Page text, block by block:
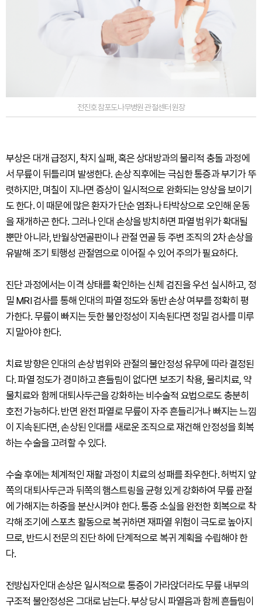
전진호 참포도나무병원 관절센터 원장
부상은 대개 급정지, 착지 실패, 혹은 상대방과의 물리적 충돌 과정에
서 무릎이 뒤틀리며 발생한다. 손상 직후에는 극심한 통증과 부기가 뚜
렷하지만, 며칠이 지나면 증상이 일시적으로 완화되는 양상을 보이기
도 한다. 이 때문에 많은 환자가 단순 염좌나 타박상으로 오인해 운동
을 재개하곤 한다. 그러나 인대 손상을 방치하면 파열 범위가 확대될
뿐만 아니라, 반월상연골판이나 관절 연골 등 주변 조직의 2차 손상을
유발해 조기 퇴행성 관절염으로 이어질 수 있어 주의가 필요하다.
진단 과정에서는 이격 상태를 확인하는 신체 검진을 우선 실시하고, 정
밀 MRI 검사를 통해 인대의 파열 정도와 동반 손상 여부를 정확히 평
가한다. 무릎이 빠지는 듯한 불안정성이 지속된다면 정밀 검사를 미루
지 말아야 한다.
치료 방향은 인대의 손상 범위와 관절의 불안정성 유무에 따라 결정된
다. 파열 정도가 경미하고 흔들림이 없다면 보조기 착용, 물리치료, 약
물치료와 함께 대퇴사두근을 강화하는 비수술적 요법으로도 충분히
호전 가능하다. 반면 완전 파열로 무릎이 자주 흔들리거나 빠지는 느낌
이 지속된다면, 손상된 인대를 새로운 조직으로 재건해 안정성을 회복
하는 수술을 고려할 수 있다.
수술 후에는 체계적인 재활 과정이 치료의 성패를 좌우한다. 허벅지 앞
쪽의 대퇴사두근과 뒤쪽의 햄스트링을 균형 있게 강화하여 무릎 관절
에 가해지는 하중을 분산시켜야 한다. 통증 소실을 완전한 회복으로 착
각해 조기에 스포츠 활동으로 복귀하면 재파열 위험이 극도로 높아지
므로, 반드시 전문의 진단 하에 단계적으로 복귀 계획을 수립해야 한
다.
전방십자인대 손상은 일시적으로 통증이 가라앉더라도 무릎 내부의
구조적 불안정성은 그대로 남는다. 부상 당시 파열음과 함께 흔들림이